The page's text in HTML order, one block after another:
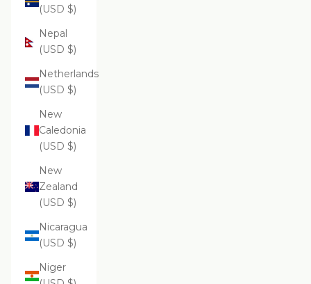
(USD $)
Nepal
(USD $)
Netherlands
(USD $)
New
Caledonia
(USD $)
New
Zealand
(USD $)
Nicaragua
(USD $)
Niger